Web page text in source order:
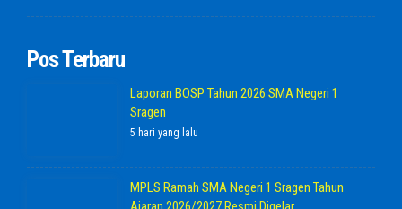
Pos Terbaru
Laporan BOSP Tahun 2026 SMA Negeri 1
Sragen
5 hari yang lalu
MPLS Ramah SMA Negeri 1 Sragen Tahun